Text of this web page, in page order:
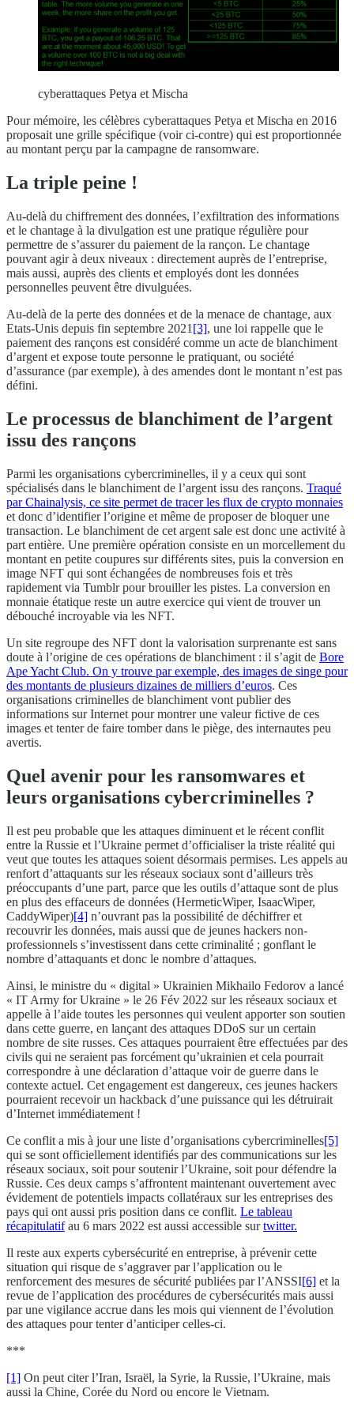
cyberattaques Petya et Mischa
Pour mémoire, les célèbres cyberattaques Petya et Mischa en 2016
proposait une grille spécifique (voir ci-contre) qui est proportionnée
au montant perçu par la campagne de ransomware.
La triple peine !
Au-delà du chiffrement des données, l’exfiltration des informations
et le chantage à la divulgation est une pratique régulière pour
permettre de s’assurer du paiement de la rançon. Le chantage
pouvant agir à deux niveaux : directement auprès de l’entreprise,
mais aussi, auprès des clients et employés dont les données
personnelles peuvent être divulguées.
Au-delà de la perte des données et de la menace de chantage, aux
Etats-Unis depuis fin septembre 2021 [3], une loi rappelle que le
paiement des rançons est considéré comme un acte de blanchiment
d’argent et expose toute personne le pratiquant, ou société
d’assurance (par exemple), à des amendes dont le montant n’est pas
défini.
Le processus de blanchiment de l’argent
issu des rançons
Parmi les organisations cybercriminelles, il y a ceux qui sont
spécialisés dans le blanchiment de l’argent issu des rançons. Traqué
par Chainalysis, ce site permet de tracer les flux de crypto monnaies
et donc d’identifier l’origine et même de proposer de bloquer une
transaction. Le blanchiment de cet argent sale est donc une activité à
part entière. Une première opération consiste en un morcellement du
montant en petite coupures sur différents sites, puis la conversion en
image NFT qui sont échangées de nombreuses fois et très
rapidement via Tumblr pour brouiller les pistes. La conversion en
monnaie étatique reste un autre exercice qui vient de trouver un
débouché incroyable via les NFT.
Un site regroupe des NFT dont la valorisation surprenante est sans
doute à l’origine de ces opérations de blanchiment : il s’agit de Bore
Ape Yacht Club. On y trouve par exemple, des images de singe pour
des montants de plusieurs dizaines de milliers d’euros. Ces
organisations criminelles de blanchiment vont publier des
informations sur Internet pour montrer une valeur fictive de ces
images et tenter de faire tomber dans le piège, des internautes peu
avertis.
Quel avenir pour les ransomwares et
leurs organisations cybercriminelles ?
Il est peu probable que les attaques diminuent et le récent conflit
entre la Russie et l’Ukraine permet d’officialiser la triste réalité qui
veut que toutes les attaques soient désormais permises. Les appels au
renfort d’attaquants sur les réseaux sociaux sont d’ailleurs très
préoccupants d’une part, parce que les outils d’attaque sont de plus
en plus des effaceurs de données (HermeticWiper, IsaacWiper,
CaddyWiper)[4] n’ouvrant pas la possibilité de déchiffrer et
recouvrir les données, mais aussi que de jeunes hackers non-
professionnels s’investissent dans cette criminalité ; gonflant le
nombre d’attaquants et donc le nombre d’attaques.
Ainsi, le ministre du « digital » Ukrainien Mikhailo Fedorov a lancé
« IT Army for Ukraine » le 26 Fév 2022 sur les réseaux sociaux et
appelle à l’aide toutes les personnes qui veulent apporter son soutien
dans cette guerre, en lançant des attaques DDoS sur un certain
nombre de site russes. Ces attaques pourraient être effectuées par des
civils qui ne seraient pas forcément qu’ukrainien et cela pourrait
correspondre à une déclaration d’attaque voir de guerre dans le
contexte actuel. Cet engagement est dangereux, ces jeunes hackers
pourraient recevoir un hackback d’une puissance qui les détruirait
d’Internet immédiatement !
Ce conflit a mis à jour une liste d’organisations cybercriminelles[5]
qui se sont officiellement identifiés par des communications sur les
réseaux sociaux, soit pour soutenir l’Ukraine, soit pour défendre la
Russie. Ces deux camps s’affrontent maintenant ouvertement avec
évidement de potentiels impacts collatéraux sur les entreprises des
pays qui ont aussi pris position dans ce conflit. Le tableau
récapitulatifau 6 mars 2022 est aussi accessible surtwitter.
Il reste aux experts cybersécurité en entreprise, à prévenir cette
situation qui risque de s’aggraver par l’application ou le
renforcement des mesures de sécurité publiées par l’ANSSI[6] et la
revue de l’application des procédures de cybersécurités mais aussi
par une vigilance accrue dans les mois qui viennent de l’évolution
des attaques pour tenter d’anticiper celles-ci.
***
[1] On peut citer l’Iran, Israël, la Syrie, la Russie, l’Ukraine, mais
aussi la Chine, Corée du Nord ou encore le Vietnam.